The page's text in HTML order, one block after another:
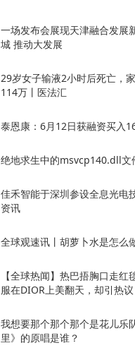
一场发布会展现天津融合发展
城 推动大发展
29岁女子输液2小时后死亡，
114万丨医法汇
泰恩康：6月12日获融资买入
绝地求生中的msvcp140.dll文
佳禾智能于深圳参设全息光电
资讯
全球观速讯丨胡萝卜水是怎么
【全球热闻】热巴捂胸口走红
服在DIOR上美翻天，却引热议
我想要那个那个那个是花儿乐
里》的原唱是谁？